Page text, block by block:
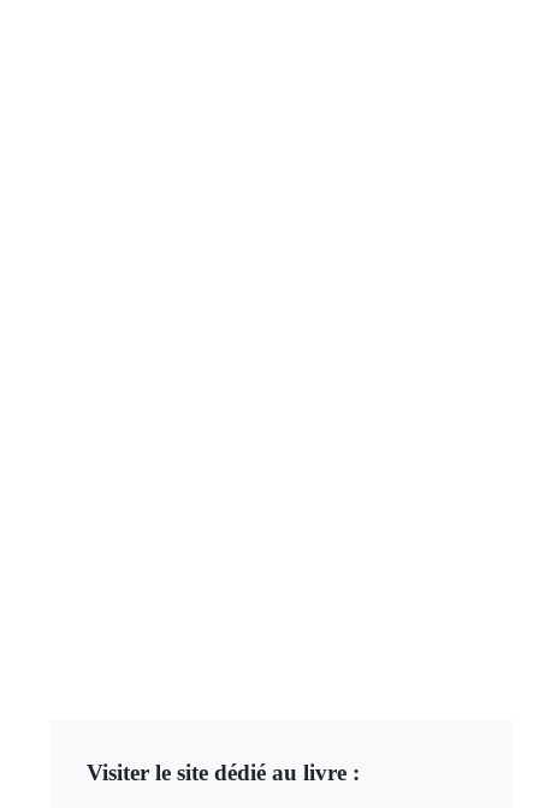
Visiter le site dédié au livre :